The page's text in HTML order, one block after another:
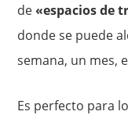
de«espacios de
donde se puede
semana, un mes,
Es perfecto para